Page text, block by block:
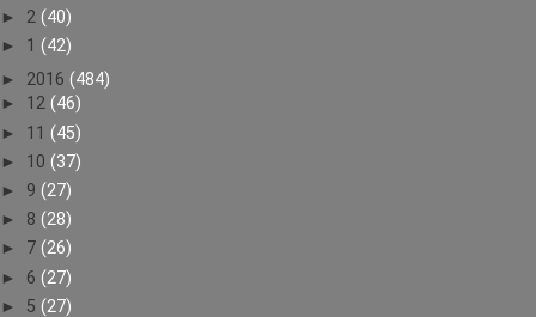
► 2 (40)
► 1 (42)
► 2016 (484)
► 12 (46)
► 11 (45)
► 10 (37)
► 9 (27)
► 8 (28)
► 7 (26)
► 6 (27)
► 5 (27)